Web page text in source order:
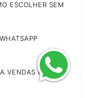
ESCOLHER SEM
VENDAS RÁPIDAS